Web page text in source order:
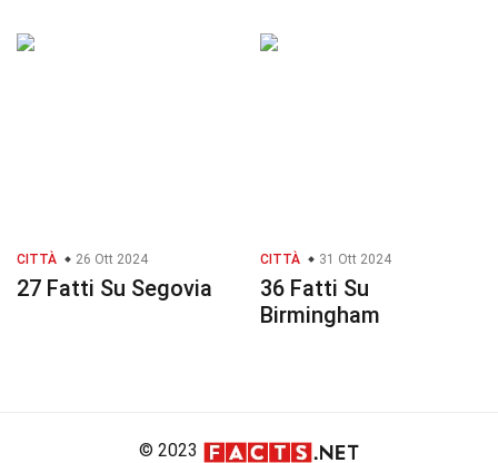
CITTÀ 26 Ott 2024
27 Fatti Su Segovia
CITTÀ 31 Ott 2024
36 Fatti Su
Birmingham
© 2023